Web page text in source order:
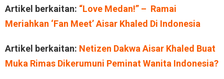
Artikel berkaitan: “Love Medan!” – Ramai
Meriahkan ‘Fan Meet’ Aisar Khaled Di Indonesia
Artikel berkaitan: Netizen Dakwa Aisar Khaled Buat
Muka Rimas Dikerumuni Peminat Wanita Indonesia?